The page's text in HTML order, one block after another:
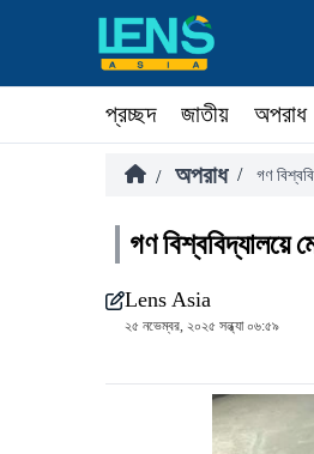
প্রচ্ছদ জাতীয় অপরাধ
/ অপরাধ / গণ
গণ বিশ্ববিদ্যালয়ে
Lens Asia
২৫ নভেম্বর, ২০২৫ সন্ধ্যা ০৬:৫৯